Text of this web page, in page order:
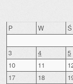
P
W Ś
3
4 5
10
11
17
18